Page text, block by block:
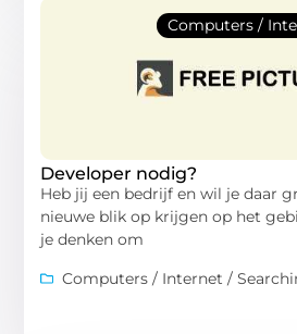
Computers /
Developer nodig?
Heb jij een bedrijf en wil je daar
nieuwe blik op krijgen op het
je denken om
Computers / Internet /